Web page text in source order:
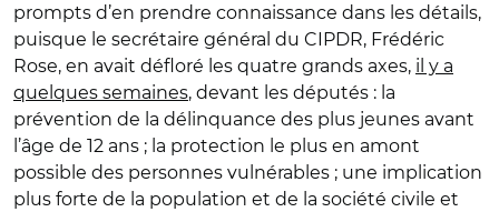
prompts d’en prendre connaissance dans les détails,
puisque le secrétaire général du CIPDR, Frédéric
Rose, en avait défloré les quatre grands axes, il y a
quelques semaines, devant les députés : la
prévention de la délinquance des plus jeunes avant
l’âge de 12 ans ; la protection le plus en amont
possible des personnes vulnérables ; une implication
plus forte de la population et de la société civile et